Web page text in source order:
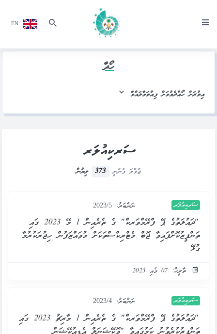
EN
ހޯދާ
އިތުރަށް ހޯއްދެވުމަށް ފިއްތަވާލައްވާ
ސަރކިއުލަރ
ޖުމްލަ ފެނުނީ 373 ލިޔުން
ސަރކިއުލަރ ނަންބަރު: 2023/5
"ދައުލަތުގެ ޕޭ ފްރޭމްވަރކް" ގެ ތެރެއިން 1 މޭ 2023 ގައި
ތަންފީޒުކޮށްފައިވާ ޖޮބް މެޓްރިކްސްތަކަށް މުވައްޒަފުން ހިޖުރަކުރުމާ
ގުޅޭ
ތާރީޚް: 07 މެއި 2023
ސަރކިއުލަރ ނަންބަރު: 2023/4
"ދައުލަތުގެ ޕޭ ފްރޭމްވަރކް" ގެ ތެރެއިން 1 މާރިޗު 2023 ގައި